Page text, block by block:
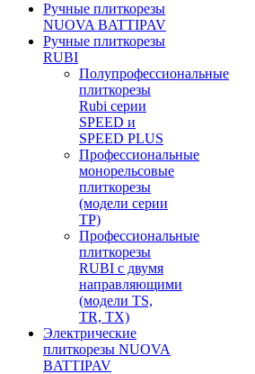
Ручные плиткорезы
NUOVA BATTIPAV
Ручные плиткорезы
RUBI
Полупрофессиональные
плиткорезы
Rubi серии
SPEED и
SPEED PLUS
Профессиональные
монорельсовые
плиткорезы
(модели серии
TP)
Профессиональные
плиткорезы
RUBI с двумя
направляющими
(модели TS,
TR, TX)
Электрические
плиткорезы NUOVA
BATTIPAV